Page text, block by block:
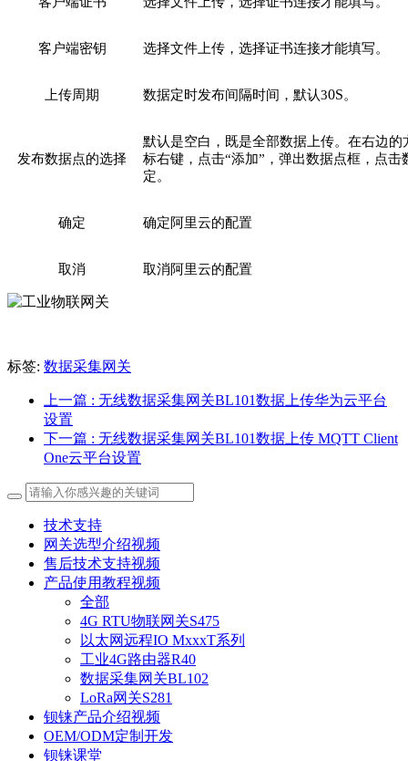
客户端密钥 选择文件上传，选择证书连接才能填写。
上传周期 数据定时发布间隔时间，默认30S。
发布数据点的选择
默认是空白，既是全部数据上传。在右边的
标右键，点击“添加”，弹出数据点框，点击
定。
确定 确定阿里云的配置
取消 取消阿里云的配置
标签: 数据采集网关
上一篇 : 无线数据采集网关BL101数据上传华为云平台
设置
下一篇 : 无线数据采集网关BL101数据上传 MQTT Client
One云平台设置
技术支持
网关选型介绍视频
售后技术支持视频
产品使用教程视频
全部
4G RTU物联网关S475
以太网远程IO MxxxT系列
工业4G路由器R40
数据采集网关BL102
LoRa网关S281
钡铼产品介绍视频
OEM/ODM定制开发
钡铼课堂